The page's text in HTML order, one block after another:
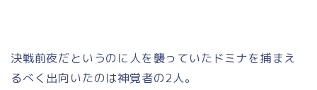
決戦前夜だというのに人を襲っていたドミナを捕まえ
るべく出向いたのは神覚者の2人。